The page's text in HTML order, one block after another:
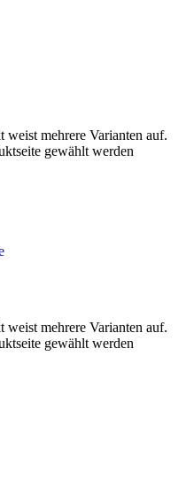
weist mehrere Varianten auf.
gewählt werden
weist mehrere Varianten auf.
gewählt werden